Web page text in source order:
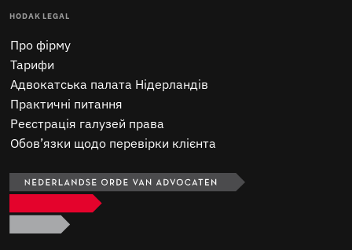
HODAK LEGAL
Про фірму
Тарифи
Адвокатська палата Нідерландів
Практичні питання
Реєстрація галузей права
Обов’язки щодо перевірки клієнта